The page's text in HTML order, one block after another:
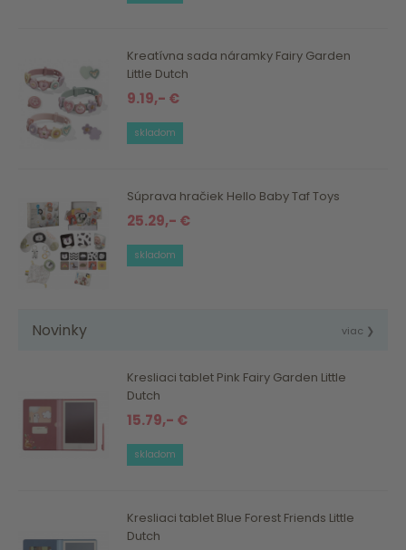
Kreatívna sada náramky Fairy Garden
Little Dutch
9.19,- €
skladom
Súprava hračiek Hello Baby Taf Toys
25.29,- €
skladom
Novinky viac ❯
Kresliaci tablet Pink Fairy Garden Little
Dutch
15.79,- €
skladom
Kresliaci tablet Blue Forest Friends Little
Dutch